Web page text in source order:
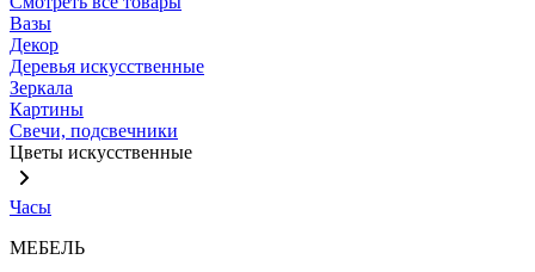
Вазы
Декор
Деревья искусственные
Зеркала
Картины
Свечи, подсвечники
Цветы искусственные
Часы
МЕБЕЛЬ